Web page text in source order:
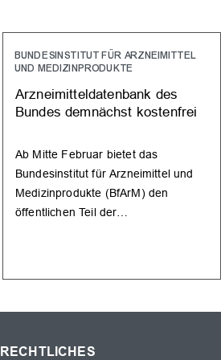
BUNDESINSTITUT FÜR ARZNEIMITTEL
UND MEDIZINPRODUKTE
Arzneimitteldatenbank des
Bundes demnächst kostenfrei
Ab Mitte Februar bietet das
Bundesinstitut für Arzneimittel und
Medizinprodukte (BfArM) den
öffentlichen Teil der…
RECHTLICHES